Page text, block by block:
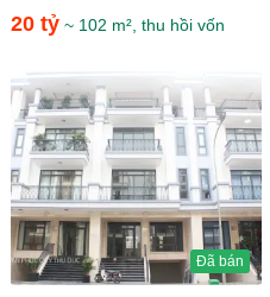
tennis giá 20 tỷ
20 tỷ ~ 102 m², thu hồi vốn
Đã bán